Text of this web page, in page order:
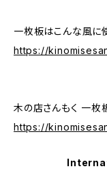
一枚板はこんな風に
https://
木の店さんもく 一枚
https://